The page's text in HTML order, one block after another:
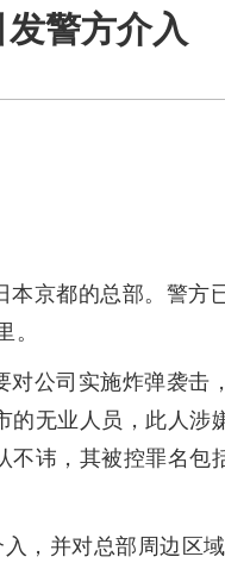
警方介入
京都的总部。警方
公司实施炸弹袭击
无业人员，此人涉
讳，其被控罪名包
，并对总部周边区